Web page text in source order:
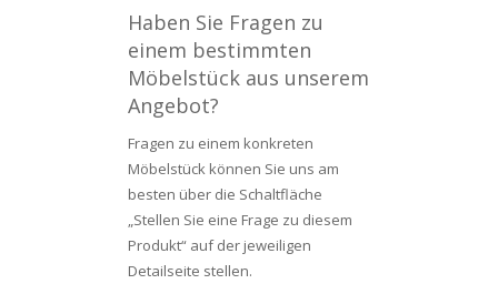
Haben Sie Fragen zu
einem bestimmten
Möbelstück aus unserem
Angebot?
Fragen zu einem konkreten
Möbelstück können Sie uns am
besten über die Schaltfläche
„Stellen Sie eine Frage zu diesem
Produkt“ auf der jeweiligen
Detailseite stellen.